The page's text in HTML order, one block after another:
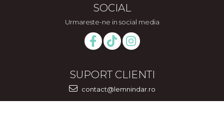
SOCIAL
Urmareste-ne in social media
SUPORT CLIENTI
contact@lemnindar.ro